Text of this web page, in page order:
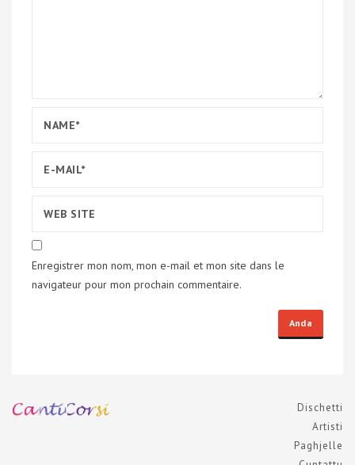
Enregistrer mon nom, mon e-mail et mon site dans le
navigateur pour mon prochain commentaire.
Dischetti
Artisti
Paghjelle